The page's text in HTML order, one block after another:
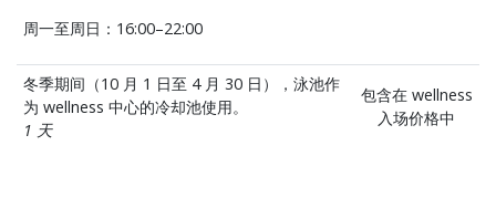
周一至周日：16:00–22:00
冬季期间（10 月 1 日至 4 月 30 日），泳池作
为 wellness 中心的冷却池使用。
1 天
包含在 wellness
入场价格中